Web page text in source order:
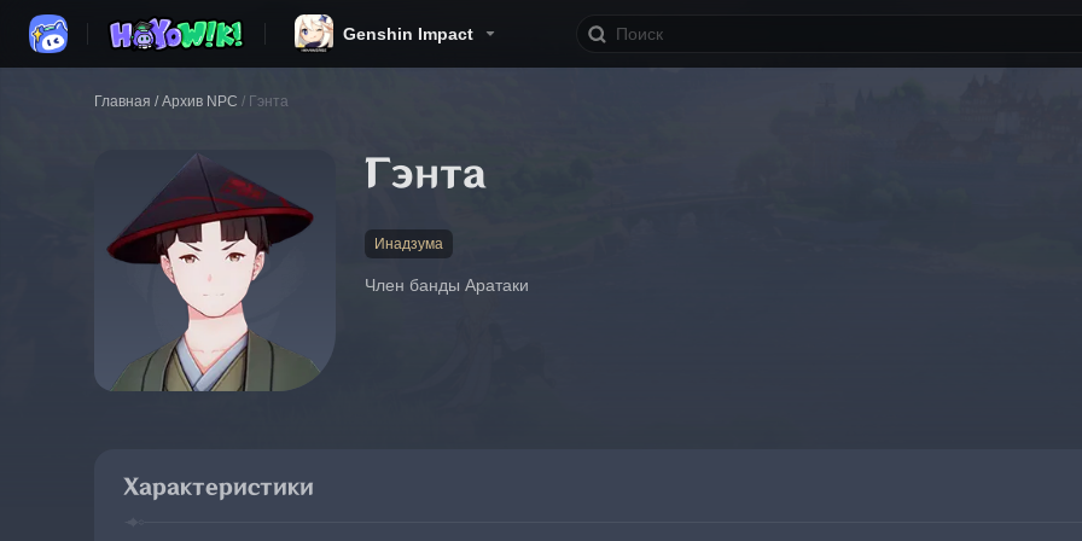
Genshin Impact
Главная / Архив NPC / Гэнта
Гэнта
Инадзума
Член банды Аратаки
Характеристики